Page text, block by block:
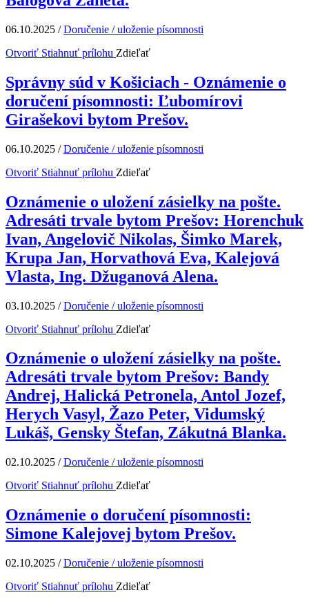
06.10.2025 /Doručenie / uloženie písomnosti
Otvoriť Stiahnuť prílohu Zdieľať
Správny súd v Košiciach - Oznámenie o
doručení písomnosti: Ľubomírovi
Girašekovi bytom Prešov.
06.10.2025 /Doručenie / uloženie písomnosti
Otvoriť Stiahnuť prílohu Zdieľať
Oznámenie o uložení zásielky na pošte.
Adresáti trvale bytom Prešov: Horenchuk
Ivan, Angelovič Nikolas, Šimko Marek,
Krupa Jan, Horvathová Eva, Kalejová
Vlasta, Ing. Džuganová Alena.
03.10.2025 /Doručenie / uloženie písomnosti
Otvoriť Stiahnuť prílohu Zdieľať
Oznámenie o uložení zásielky na pošte.
Adresáti trvale bytom Prešov: Bandy
Andrej, Halická Petronela, Antol Jozef,
Herych Vasyl, Žazo Peter, Vidumský
Lukáš, Gensky Štefan, Zákutná Blanka.
02.10.2025 /Doručenie / uloženie písomnosti
Otvoriť Stiahnuť prílohu Zdieľať
Oznámenie o doručení písomnosti:
Simone Kalejovej bytom Prešov.
02.10.2025 /Doručenie / uloženie písomnosti
Otvoriť Stiahnuť prílohu Zdieľať